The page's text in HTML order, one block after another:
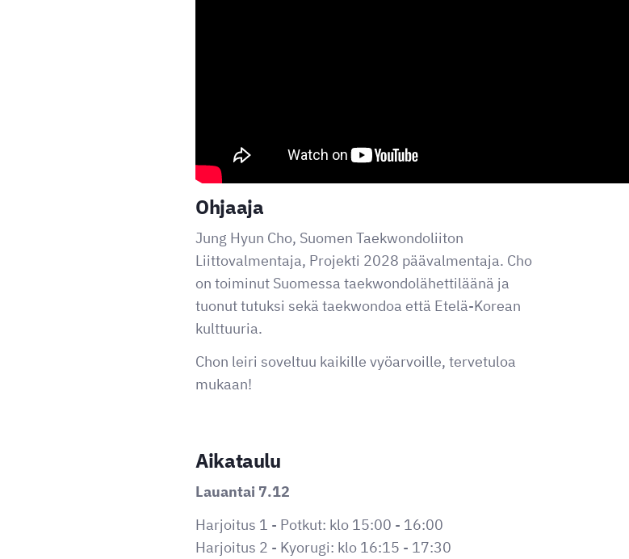
Ohjaaja
Jung Hyun Cho, Suomen Taekwondoliiton
Liittovalmentaja, Projekti 2028 päävalmentaja. Cho
on toiminut Suomessa taekwondolähettiläänä ja
tuonut tutuksi sekä taekwondoa että Etelä-Korean
kulttuuria.
Chon leiri soveltuu kaikille vyöarvoille, tervetuloa
mukaan!
Aikataulu
Lauantai 7.12
Harjoitus 1 - Potkut: klo 15:00 - 16:00
Harjoitus 2 - Kyorugi: klo 16:15 - 17:30